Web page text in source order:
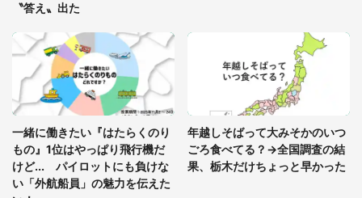
〝答え〟出た
一緒に働きたい『はたらくのり
もの』1位はやっぱり飛行機だ
けど... パイロットにも負けな
い「外航船員」の魅力を伝えた
年越しそばって大みそかのいつ
ごろ食べてる？→全国調査の結
果、栃木だけちょっと早かった